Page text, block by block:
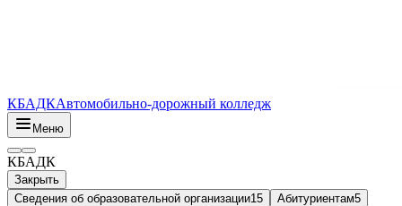
КБАДКАвтомобильно-дорожный колледж
Меню
КБАДК
Закрыть
Сведения об образовательной организации15 Абитуриентам5